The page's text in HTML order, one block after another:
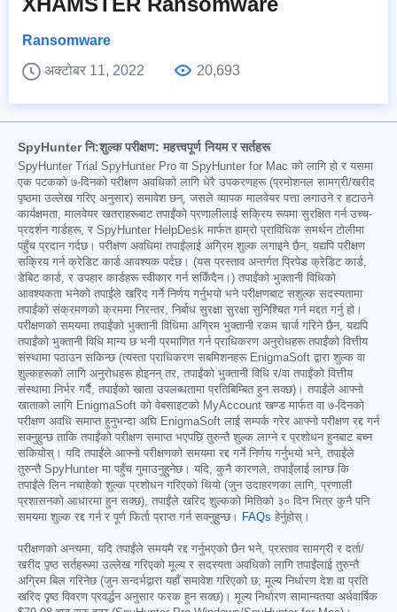
Ransomware
अक्टोबर 11, 2022
20,693
SpyHunter नि:शुल्क परीक्षण: महत्त्वपूर्ण नियम र सर्तहरू
SpyHunter Trial SpyHunter Pro वा SpyHunter for Mac को लागि हो र यसमा
एक पटकको ७-दिनको परीक्षण अवधिको लागि धेरै उपकरणहरू (प्रमोशनल सामग्री/खरीद
पृष्ठमा उल्लेख गरिए अनुसार) समावेश छन्, जसले व्यापक मालवेयर पत्ता लगाउने र हटाउने
कार्यक्षमता, मालवेयर खतराहरूबाट तपाईंको प्रणालीलाई सक्रिय रूपमा सुरक्षित गर्न उच्च-
प्रदर्शन गार्डहरू, र SpyHunter HelpDesk मार्फत हाम्रो प्राविधिक समर्थन टोलीमा
पहुँच प्रदान गर्दछ। परीक्षण अवधिमा तपाईंलाई अग्रिम शुल्क लगाइने छैन, यद्यपि परीक्षण
सक्रिय गर्न क्रेडिट कार्ड आवश्यक पर्दछ। (यस प्रस्ताव अन्तर्गत प्रिपेड क्रेडिट कार्ड,
डेबिट कार्ड, र उपहार कार्डहरू स्वीकार गर्न सकिँदैन।) तपाईंको भुक्तानी विधिको
आवश्यकता भनेको तपाईंले खरिद गर्ने निर्णय गर्नुभयो भने परीक्षणबाट सशुल्क सदस्यतामा
तपाईंको संक्रमणको क्रममा निरन्तर, निर्बाध सुरक्षा सुरक्षा सुनिश्चित गर्न मद्दत गर्नु हो।
परीक्षणको समयमा तपाईंको भुक्तानी विधिमा अग्रिम भुक्तानी रकम चार्ज गरिने छैन, यद्यपि
तपाईंको भुक्तानी विधि मान्य छ भनी प्रमाणित गर्न प्राधिकरण अनुरोधहरू तपाईंको वित्तीय
संस्थामा पठाउन सकिन्छ (त्यस्ता प्राधिकरण सबमिशनहरू EnigmaSoft द्वारा शुल्क वा
शुल्कहरूको लागि अनुरोधहरू होइनन् तर, तपाईंको भुक्तानी विधि र/वा तपाईंको वित्तीय
संस्थामा निर्भर गर्दै, तपाईंको खाता उपलब्धतामा प्रतिबिम्बित हुन सक्छ)। तपाईंले आफ्नो
खाताको लागि EnigmaSoft को वेबसाइटको MyAccount खण्ड मार्फत वा ७-दिनको
परीक्षण अवधि समाप्त हुनुभन्दा अघि EnigmaSoft लाई सम्पर्क गरेर आफ्नो परीक्षण रद्द गर्न
सक्नुहुन्छ ताकि तपाईंको परीक्षण समाप्त भएपछि तुरुन्तै शुल्क लाग्ने र प्रशोधन हुनबाट बच्न
सकियोस्। यदि तपाईंले आफ्नो परीक्षणको समयमा रद्द गर्ने निर्णय गर्नुभयो भने, तपाईंले
तुरुन्तै SpyHunter मा पहुँच गुमाउनुहुनेछ। यदि, कुनै कारणले, तपाईंलाई लाग्छ कि
तपाईंले लिन नचाहेको शुल्क प्रशोधन गरिएको थियो (जुन उदाहरणका लागि, प्रणाली
प्रशासनको आधारमा हुन सक्छ), तपाईंले खरिद शुल्कको मितिको ३० दिन भित्र कुनै पनि
समयमा शुल्क रद्द गर्न र पूर्ण फिर्ता प्राप्त गर्न सक्नुहुन्छ।
FAQs हेर्नुहोस्।
परीक्षणको अन्त्यमा, यदि तपाईंले समयमै रद्द गर्नुभएको छैन भने, प्रस्ताव सामग्री र दर्ता/
खरीद पृष्ठ सर्तहरूमा उल्लेख गरिएको मूल्य र सदस्यता अवधिको लागि तपाईंलाई तुरुन्तै
अग्रिम बिल गरिनेछ (जुन सन्दर्भद्वारा यहाँ समावेश गरिएको छ; मूल्य निर्धारण देश वा प्रति
खरिद पृष्ठ विवरण प्रवर्द्धन अनुसार फरक हुन सक्छ)। मूल्य निर्धारण सामान्यतया अर्धवार्षिक